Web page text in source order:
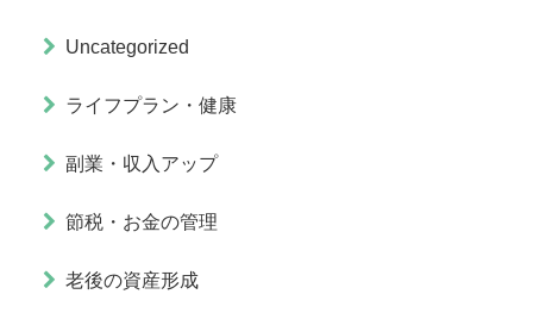
Uncategorized
ライフプラン・健康
副業・収入アップ
節税・お金の管理
老後の資産形成